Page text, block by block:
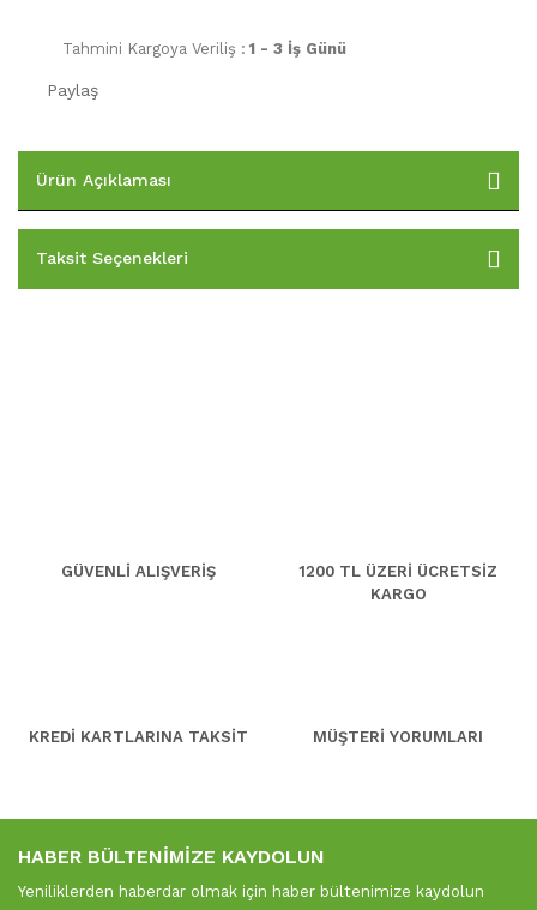
Tahmini Kargoya Veriliş : 1 - 3 İş Günü
Paylaş
Ürün Açıklaması
Taksit Seçenekleri
GÜVENLİ ALIŞVERİŞ
1200 TL ÜZERİ ÜCRETSİZ
KARGO
KREDİ KARTLARINA TAKSİT MÜŞTERİ YORUMLARI
HABER BÜLTENİMİZE KAYDOLUN
Yeniliklerden haberdar olmak için haber bültenimize kaydolun